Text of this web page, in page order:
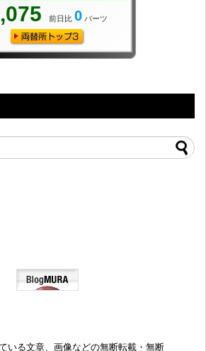
いる文章、画像などの無断転載・無断